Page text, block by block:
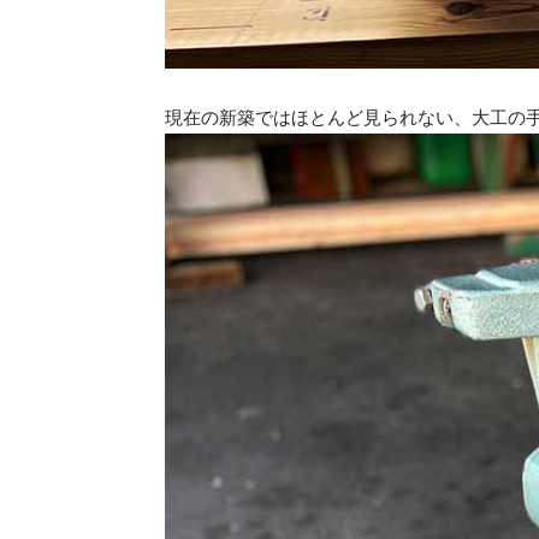
現在の新築ではほとんど見られない、大工の